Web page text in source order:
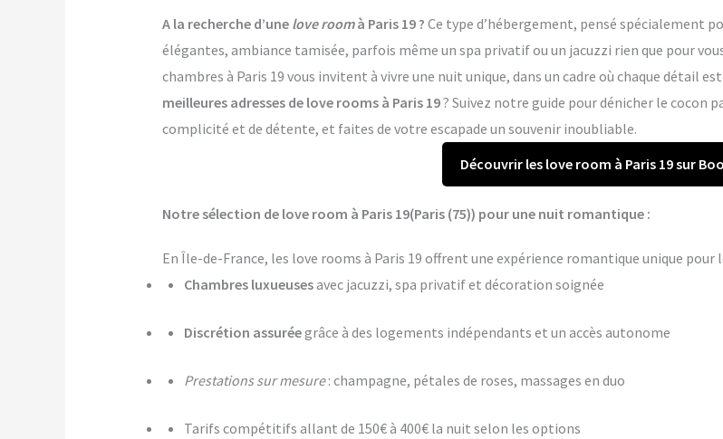
A la recherche d’une love roomà Paris 19 ? Ce type d’hébergement, pensé spécialement
élégantes, ambiance tamisée, parfois même un spa privatif ou un jacuzzi rien que pour
chambres à Paris 19 vous invitent à vivre une nuit unique, dans un cadre où chaque détail
meilleures adresses de love rooms à Paris 19? Suivez notre guide pour dénicher le cocon
complicité et de détente, et faites de votre escapade un souvenir inoubliable.
Découvrir les love room à Paris 19 sur
Notre sélection de love room à Paris 19(Paris (75)) pour une nuit romantique :
En Île-de-France, les love rooms à Paris 19 offrent une expérience romantique unique
Chambres luxueusesavec jacuzzi, spa privatif et décoration soignée
Discrétion assuréegrâce à des logements indépendants et un accès autonome
Prestations sur mesure: champagne, pétales de roses, massages en duo
Tarifs compétitifs allant de 150€ à 400€ la nuit selon les options